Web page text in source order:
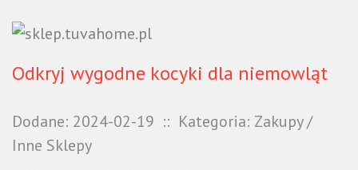
Odkryj wygodne kocyki dla niemowląt
Dodane: 2024-02-19 :: Kategoria: Zakupy /
Inne Sklepy